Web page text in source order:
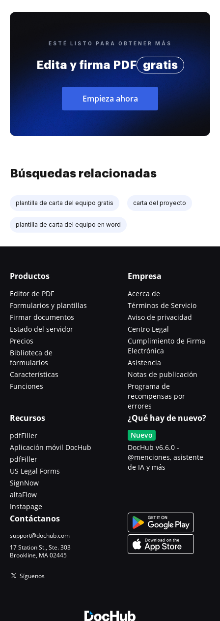
ESTÉ LISTO PARA OBTENER MÁS
Edita y firma PDF gratis
Empieza ahora
Búsquedas relacionadas
plantilla de carta del equipo gratis carta del proyecto
plantilla de carta del equipo en word
Productos
Editor de PDF
Formularios y plantillas
Firmar documentos
Estado del servidor
Precios
Biblioteca de
formularios
Características
Funciones
Empresa
Acerca de
Términos de Servicio
Aviso de privacidad
Centro Legal
Cumplimiento de Firma
Electrónica
Asistencia
Notas de publicación
Programa de
recompensas por
errores
Recursos
pdfFiller
Aplicación móvil DocHub
pdfFiller
US Legal Forms
SignNow
altaFlow
Instapage
¿Qué hay de nuevo?
Nuevo
DocHub v6.6.0 -
@menciones, asistente
de IA y más
Contáctanos
support@dochub.com
17 Station St., Ste. 303
Brookline, MA 02445
Síguenos